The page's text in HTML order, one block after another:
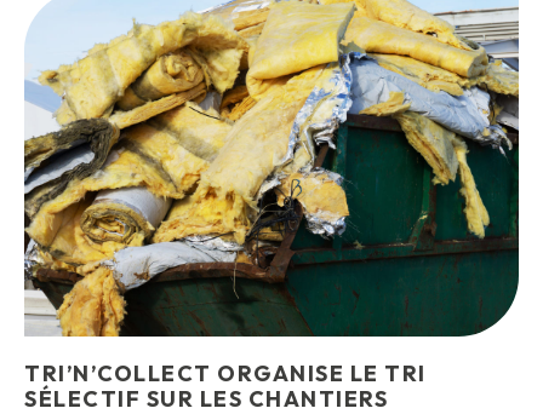
TRI’N’COLLECT ORGANISE LE TRI
SÉLECTIF SUR LES CHANTIERS